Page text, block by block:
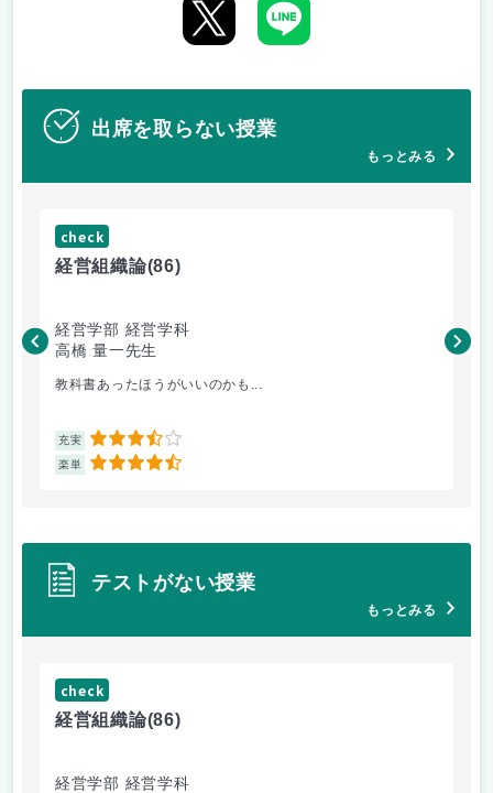
出席を取らない授業
もっとみる
check
経営組織論(86)
経営学部 経営学科
高橋 量一先生
教科書あったほうがいいのかも...
充実 3.5
楽単 4.5
白
テストがない授業
もっとみる
check
経営組織論(86)
経営学部 経営学科